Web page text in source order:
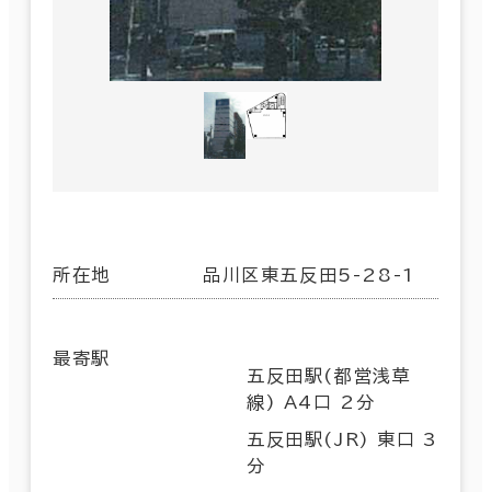
所在地 品川区東五反田5-28-1
最寄駅
五反田駅(都営浅草
線) A4口 2分
五反田駅(JR) 東口 3
分